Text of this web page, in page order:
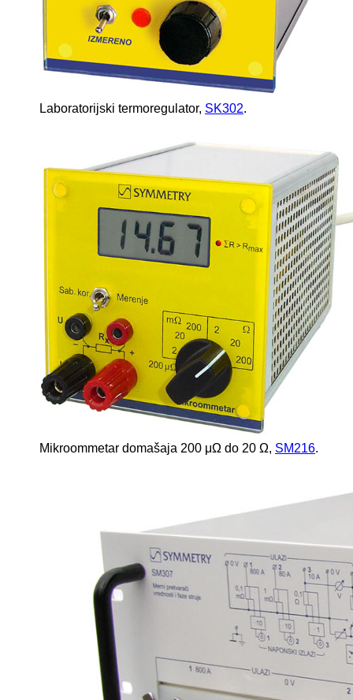
Laboratorijski termoregulator, SK302.
Mikroommetar domašaja 200 μΩ do 20 Ω, SM216.